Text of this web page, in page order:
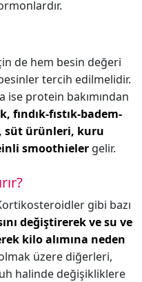
de hem besin değeri
tercih edilmelidir.
ise protein bakımından
fındık-fıstık-badem-
süt ürünleri, kuru
smoothieler gelir.
gibi bazı
değiştirerek ve su ve
kilo alımına neden
üzere diğerleri,
halinde değişikliklere